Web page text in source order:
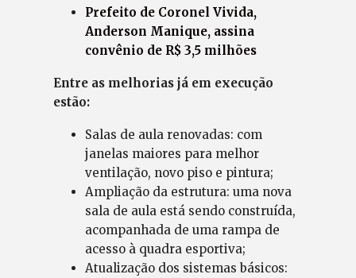
Prefeito de Coronel Vivida,
Anderson Manique, assina
convênio de R$ 3,5 milhões
Entre as melhorias já em execução
estão:
Salas de aula renovadas: com
janelas maiores para melhor
ventilação, novo piso e pintura;
Ampliação da estrutura: uma nova
sala de aula está sendo construída,
acompanhada de uma rampa de
acesso à quadra esportiva;
Atualização dos sistemas básicos: